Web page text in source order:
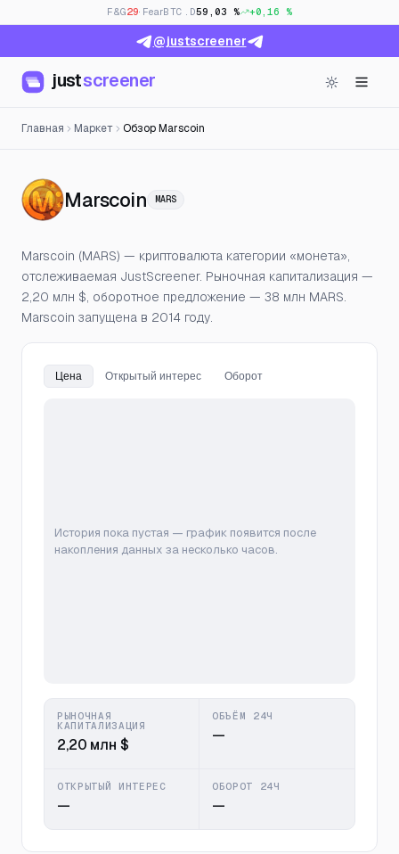
F&G29· FearBTC.D59,03 % +0,16 %
@justscreener
justscreener
Главная Маркет Обзор Marscoin
Marscoin — Цена, открытый
MARS
Marscoin (MARS) — криптовалюта категории «монета»,
отслеживаемая JustScreener. Рыночная капитализация —
2,20 млн $, оборотное предложение — 38 млн MARS.
Marscoin запущена в 2014 году.
Цена Открытый интерес Оборот
История пока пустая — график появится после
накопления данных за несколько часов.
РЫНОЧНАЯ
КАПИТАЛИЗАЦИЯ
2,20 млн $
ОБЪЁМ 24Ч
—
ОТКРЫТЫЙ ИНТЕРЕС
—
ОБОРОТ 24Ч
—